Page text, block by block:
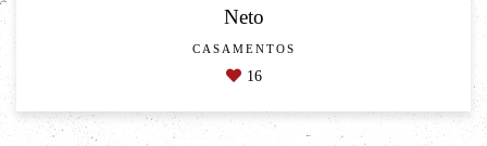
Neto
CASAMENTOS
16